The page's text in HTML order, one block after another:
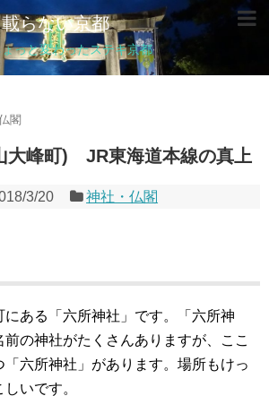
らない京都
っと変わったステキ京都
閣
大峰町) JR東海道本線の真上
3/20 神社・仏閣
にある「六所神社」です。「六所神
の神社がたくさんありますが、ここ
六所神社」があります。場所もけっ
いです。